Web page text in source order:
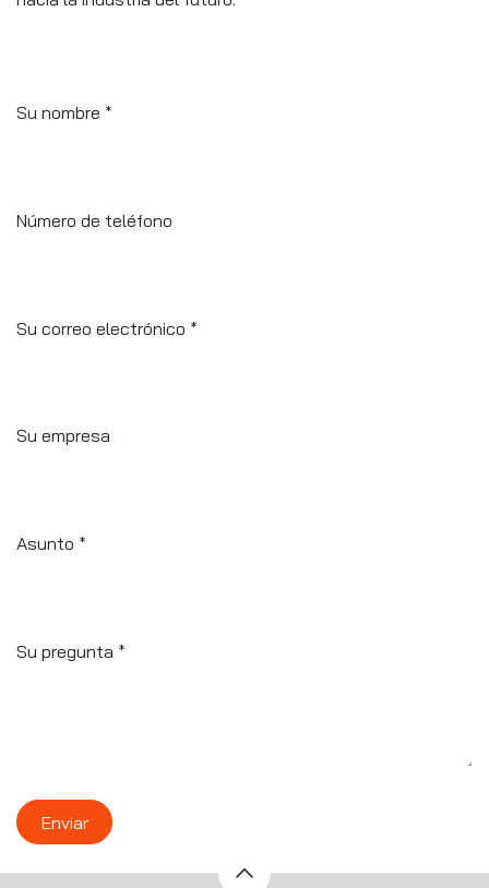
Su nombre *
Número de teléfono
Su correo electrónico *
Su empresa
Asunto *
Su pregunta *
Enviar